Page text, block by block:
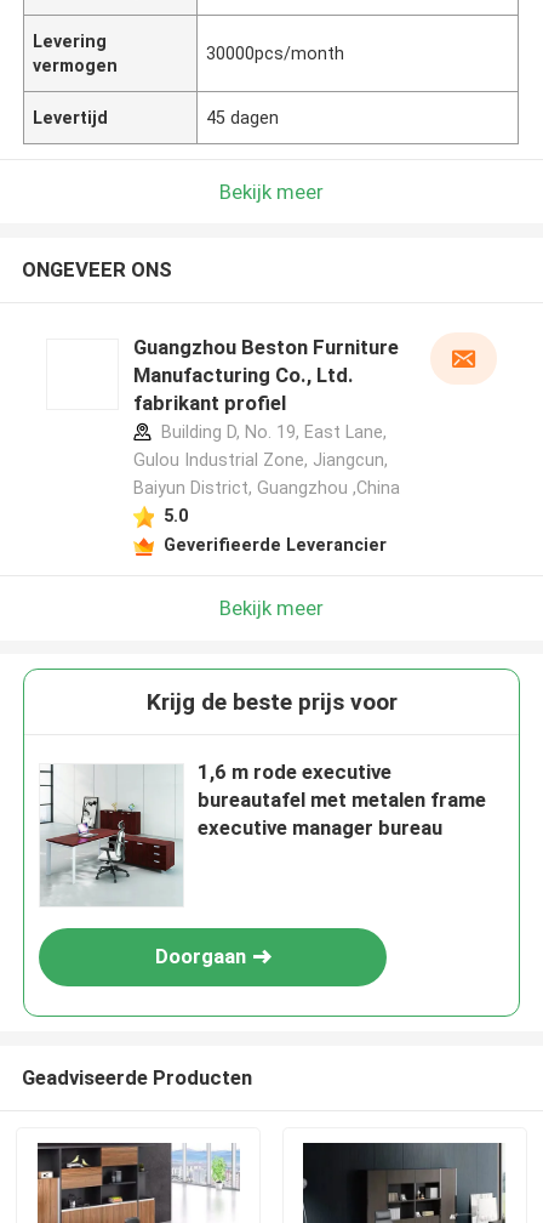
Levering
vermogen
30000pcs/month
Levertijd 45 dagen
Bekijk meer
ONGEVEER ONS
Guangzhou Beston Furniture
Manufacturing Co., Ltd.
fabrikant profiel
Building D, No. 19, East Lane,
Gulou Industrial Zone, Jiangcun,
Baiyun District, Guangzhou ,China
5.0
Geverifieerde Leverancier
Bekijk meer
Krijg de beste prijs voor
1,6 m rode executive
bureautafel met metalen frame
executive manager bureau
Doorgaan
Geadviseerde Producten